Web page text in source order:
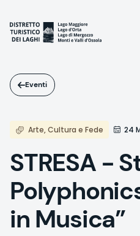
contenuto
principale
Eventi
Arte, Cultura e Fede 24
STRESA -
in Musica”